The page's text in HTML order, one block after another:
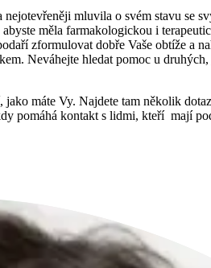
mluvila o svém stavu se
měla farmakologickou i
zformulovat dobře Vaše obtíže a
Neváhejte hledat pomoc u
máte Vy. Najdete tam několik
pomáhá kontakt s lidmi, kteří mají